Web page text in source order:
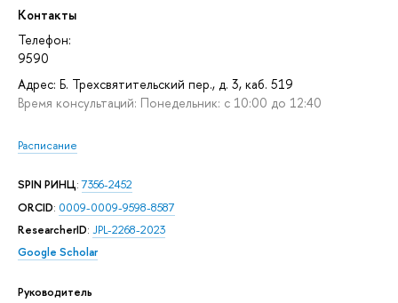
Контакты
Телефон:
9590
Адрес: Б. Трехсвятительский пер., д. 3, каб. 519
Время консультаций: Понедельник: с 10:00 до 12:40
Расписание
SPIN РИНЦ:7356-2452
ORCID: 0009-0009-9598-8587
ResearcherID: JPL-2268-2023
Google Scholar
Руководитель